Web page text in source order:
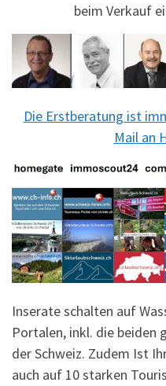
beim Verkauf
Die Erstberatung ist
Mail an
Inserate schalten auf
Portalen, inkl. die
der Schweiz. Zudem Ist
auch auf 10 starken